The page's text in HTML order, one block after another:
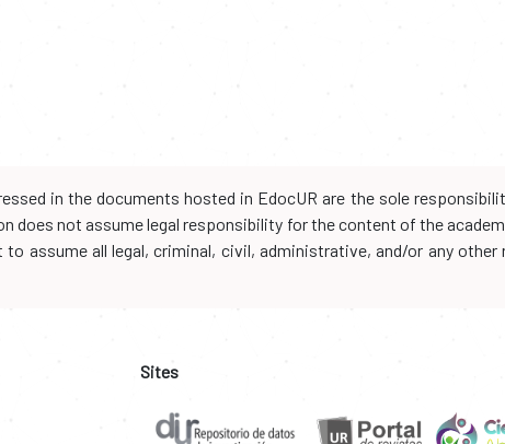
in the documents hosted in EdocUR are the sole
does not assume legal responsibility for the content of the
assume all legal, criminal, civil, administrative, and/or any
Sites